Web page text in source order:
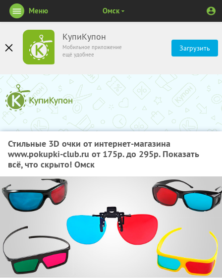
КупиКупон
Мобильное приложение
ещё удобнее
Загрузить
Меню Омск
Стильные 3D очки от интернет-магазина
www.pokupki-club.ru от 175р. до 295р. Показать
всё, что скрыто! Омск